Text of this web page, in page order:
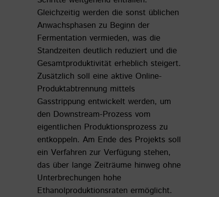
Gleichzeitig werden die sonst üblichen
Anwachsphasen zu Beginn der
Fermentation vermieden, was die
Standzeiten deutlich reduziert und die
Gesamtproduktivität erheblich steigert.
Zusätzlich soll eine aktive Online-
Produktabtrennung mittels
Gasstrippung entwickelt werden, um
den Downstream-Prozess vom
eigentlichen Produktionsprozess zu
entkoppeln. Am Ende des Projekts soll
ein Verfahren zur Verfügung stehen,
das über lange Zeiträume hinweg ohne
Unterbrechungen hohe
Ethanolproduktionsraten ermöglicht.